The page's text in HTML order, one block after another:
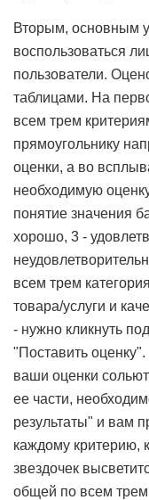
Вторым, основным
воспользоваться
пользователи.
таблицами. На
всем трем
прямоугольнику
оценки, а во
необходимую
понятие значения
хорошо, 3 -
всем трем
товара/услуги и
- нужно кликнуть
"Поставить
ваши оценки
ее части,
результаты" и вам
каждому критерию,
звездочек
общей по всем трем